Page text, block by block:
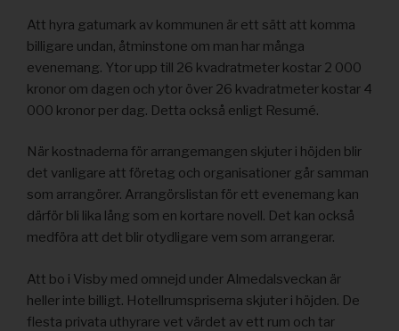
Att hyra gatumark av kommunen är ett sätt att komma
billigare undan, åtminstone om man har många
evenemang. Ytor upp till 26 kvadratmeter kostar 2 000
kronor om dagen och ytor över 26 kvadratmeter kostar 4
000 kronor per dag. Detta också enligt Resumé.
När kostnaderna för arrangemangen skjuter i höjden blir
det vanligare att företag och organisationer går samman
som arrangörer. Arrangörslistan för ett evenemang kan
därför bli lika lång som en kortare novell. Det kan också
medföra att det blir otydligare vem som arrangerar.
Att bo i Visby med omnejd under Almedalsveckan är
heller inte billigt. Hotellrumspriserna skjuter i höjden. De
flesta privata uthyrare vet värdet av ett rum och tar